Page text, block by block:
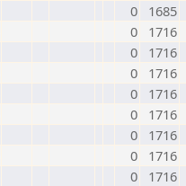
0
1685
0
1716
0
1716
0
1716
0
1716
0
1716
0
1716
0
1716
0 1716